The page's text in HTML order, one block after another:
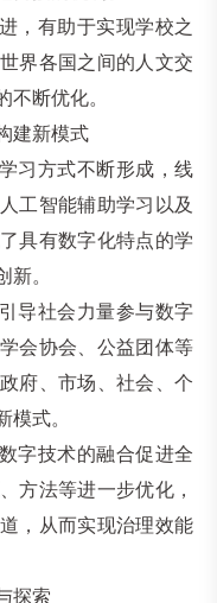
，有助于实现学校之
界各国之间的人文交
不断优化。
建新模式
习方式不断形成，线
工智能辅助学习以及
具有数字化特点的学
新。
导社会力量参与数字
会协会、公益团体等
府、市场、社会、个
模式。
字技术的融合促进全
方法等进一步优化，
，从而实现治理效能
探索